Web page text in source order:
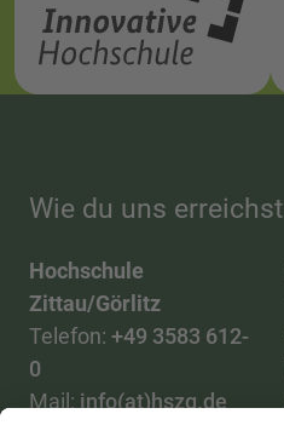
Wie du uns erreichst
Hochschule
Zittau/Görlitz
Telefon: +49 3583 612-
0
Mail: info(at)hszg.de